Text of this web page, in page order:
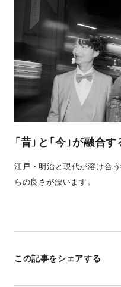
「昔」と「今」が融合
江戸・明治と現代が溶け合
らの良さが漂います。
この記事をシェアする